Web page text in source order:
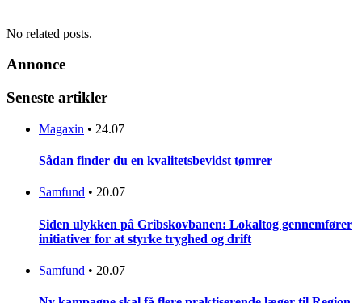
No related posts.
Annonce
Seneste artikler
Magaxin • 24.07
Sådan finder du en kvalitetsbevidst tømrer
Samfund • 20.07
Siden ulykken på Gribskovbanen: Lokaltog gennemfører
initiativer for at styrke tryghed og drift
Samfund • 20.07